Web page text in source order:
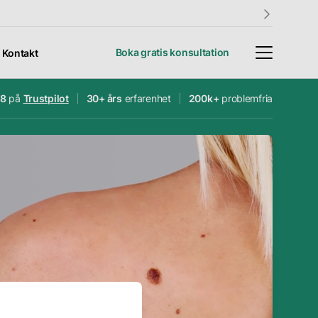
Kontakt Boka gratis konsultation
erfarenhet
200 000+
problemfria
på Trustpilot 30+ års erfarenhet 200k+ problemfria